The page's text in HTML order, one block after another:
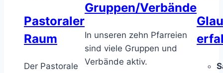
Pastoraler
Raum
Der Pastorale
Gruppen/Verbände
In unseren zehn Pfarreien
sind viele Gruppen und
Verbände aktiv.